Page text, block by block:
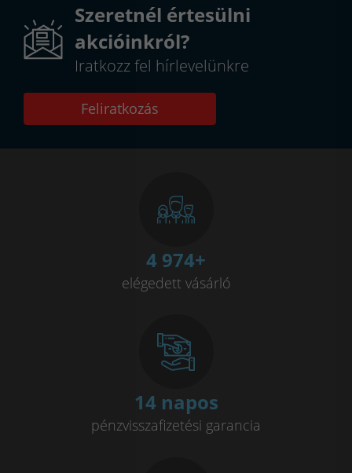
Szeretnél értesülni
akcióinkról?
Iratkozz fel hírlevelünkre
Feliratkozás
4 997+
elégedett vásárló
14 napos
pénzvisszafizetési garancia